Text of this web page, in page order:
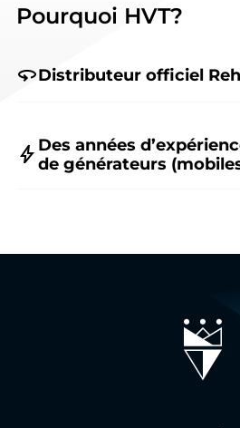
Pourquoi HVT?
Distributeur officiel
Des années
de générateurs